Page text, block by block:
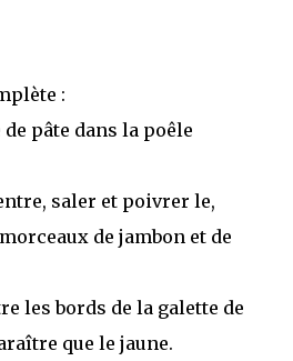
:
pâte dans la poêle
saler et poivrer le,
de jambon et de
les bords de la galette de
que le jaune.